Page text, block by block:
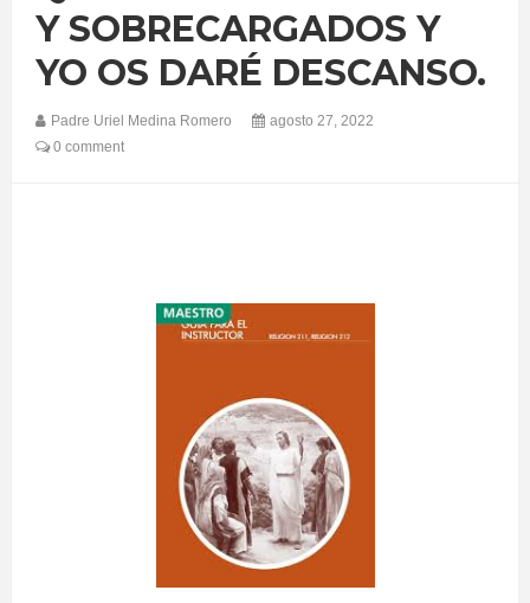
Y SOBRECARGADOS Y
YO OS DARÉ DESCANSO.
Padre Uriel Medina Romero
agosto 27, 2022
0 comment